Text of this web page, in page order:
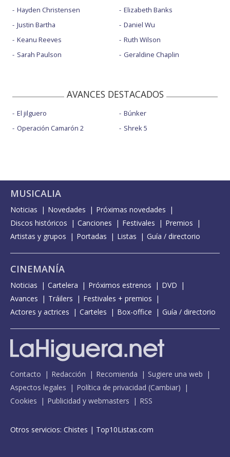
Hayden Christensen
Justin Bartha
Keanu Reeves
Sarah Paulson
Elizabeth Banks
Daniel Wu
Ruth Wilson
Geraldine Chaplin
AVANCES DESTACADOS
El jilguero
Operación Camarón 2
Búnker
Shrek 5
MUSICALIA
Noticias Novedades
Próximas novedades
Discos históricos
Canciones Festivales
Premios
Artistas y grupos
Portadas Listas Guía / directorio
CINEMANÍA
Noticias Cartelera Próximos estrenos
DVD
Avances
Tráilers
Festivales + premios
Actores y actrices
Carteles Box-office Guía / directorio
Contacto Redacción Recomienda
Sugiere una web
Aspectos legales
Política de privacidad (Cambiar)
Cookies
Publicidad y webmasters RSS
Otros servicios: Chistes | Top10Listas.com